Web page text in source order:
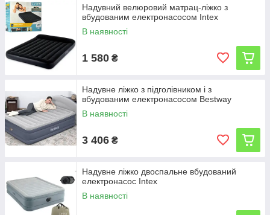
Надувний велюровий матрац-ліжко з
вбудованим електронасосом Intex
В наявності
1 580 ₴
Надувне ліжко з підголівником і з
вбудованим електронасосом Bestway
В наявності
3 406 ₴
Надувне ліжко двоспальне вбудований
електронасос Intex
В наявності